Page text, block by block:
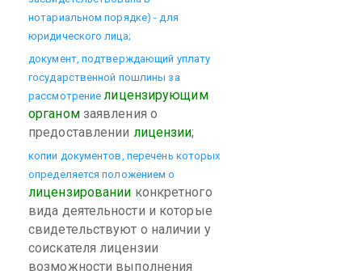
нотариальном порядке) - для
юридического лица;
документ, подтверждающий уплату
государственной пошлины за
рассмотрениелицензирующим
органомзаявления о
предоставлении лицензии;
копии документов, перечень которых
определяется положением о
лицензировании конкретного
вида деятельности и которые
свидетельствуют о наличии у
соискателя лицензии
возможности выполнения